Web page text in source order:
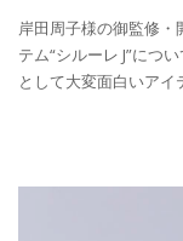
岸田周子様の御監修・
テム“シルーレ J”につ
として大変面白いアイ